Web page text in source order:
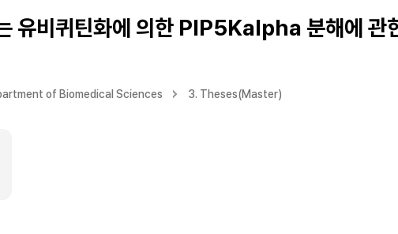
유비퀴틴화에 의한 PIP5Kalpha 분해에 관
of Biomedical Sciences 3. Theses(Master)